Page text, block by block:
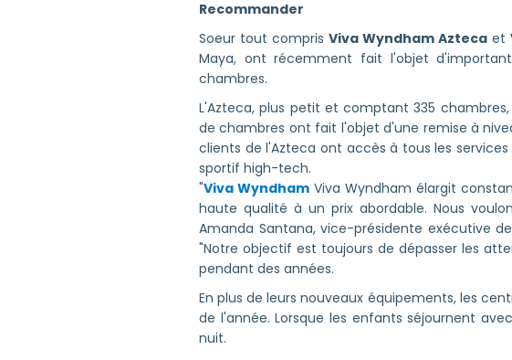
Recommander
Soeur tout compris Viva Wyndham Aztecaet
Maya, ont récemment fait l'objet
chambres.
L'Azteca, plus petit et comptant 335
de chambres ont fait l'objet d'une remise à
clients de l'Azteca ont accès à tous les
sportif high-tech.
"Viva Wyndham Viva Wyndham élargit
haute qualité à un prix abordable. Nous
Amanda Santana, vice-présidente exécutive
"Notre objectif est toujours de dépasser les
pendant des années.
En plus de leurs nouveaux équipements, les
de l'année. Lorsque les enfants séjournent
nuit.